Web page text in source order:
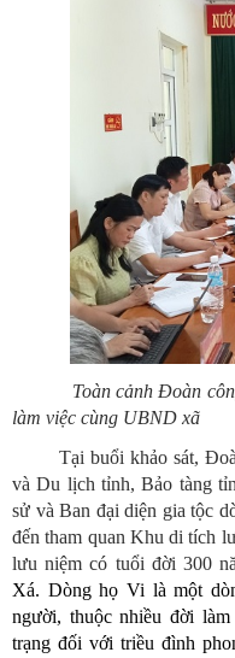
Toàn cảnh Đoàn
làm việc cùng UBND xã
Tại buổi khảo sát, Đoàn
và Du lịch tỉnh, Bảo tàng
sử và Ban đại diện gia tộc
đến tham quan Khu di tích
lưu niệm có tuổi đời 300
Xá. Dòng họ Vi là một
người, thuộc nhiều đời
trạng đối với triều đình